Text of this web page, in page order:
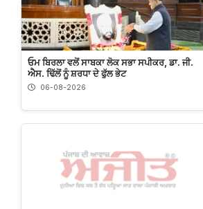
ਓਮ ਬਿਰਲਾ ਵਲੋਂ ਸਾਬਕਾ ਲੋਕ ਸਭਾ ਸਪੀਕਰ, ਡਾ. ਜੀ.
ਐਸ. ਢਿੱਲੋਂ ਨੂੰ ਸ਼ਰਧਾ ਦੇ ਫੁੱਲ ਭੇਟ
06-08-2026